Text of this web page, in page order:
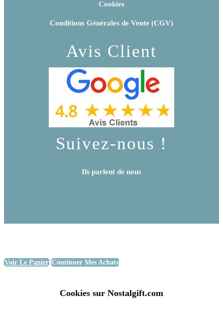
Cookies
Conditions Générales de Vente (CGV)
Avis Client
Suivez-nous !
Ils parlent de nous
Voir Le Panier Continuer Mes Achats
Cookies sur Nostalgift.com